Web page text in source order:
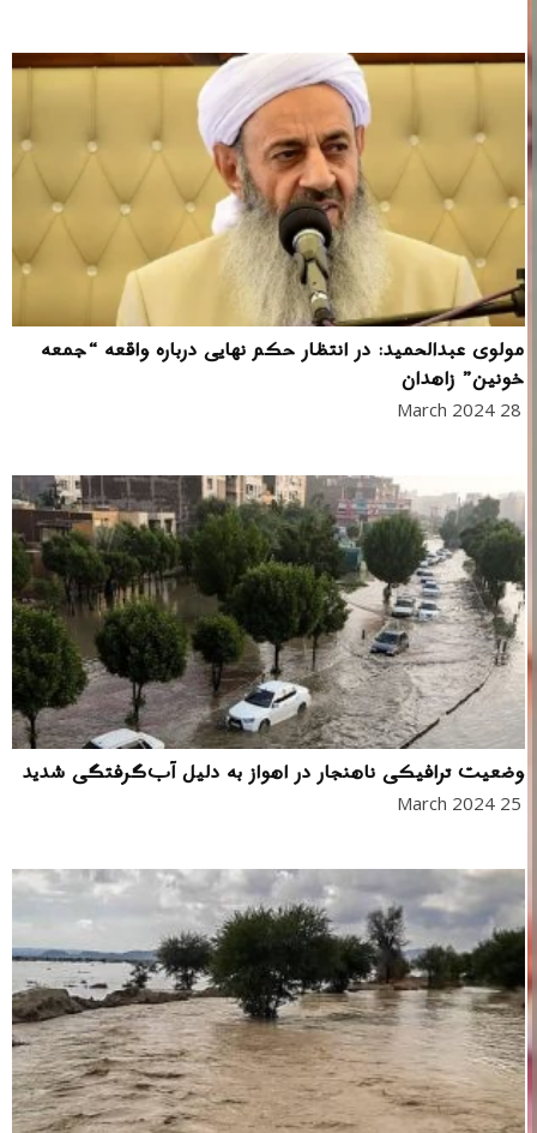
مولوی عبدالحمید: در انتظار حکم نهایی درباره واقعه “جمعه
خونین” زاهدان
28 March 2024
وضعیت ترافیکی ناهنجار در اهواز به دلیل آب‌گرفتگی شدید
25 March 2024